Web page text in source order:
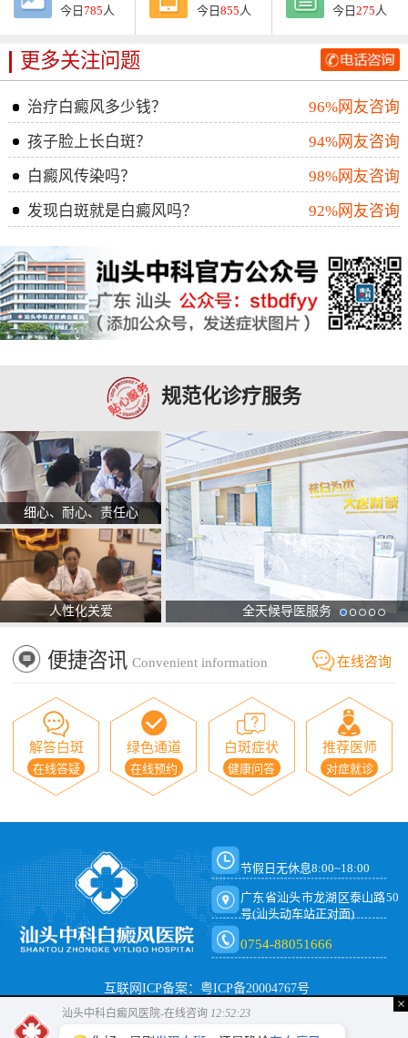
今日785 人 今日855 人 今日275 人
更多关注问题
治疗白癜风多少钱？
96%网友咨询
孩子脸上长白斑？
94%网友咨询
白癜风传染吗？
98%网友咨询
发现白斑就是白癜风吗？
92%网友咨询
规范化诊疗服务
细心、耐心、责任心
人性化关爱 全天候导医服务
便捷咨讯 Convenient information 在线咨询
解答白斑
在线答疑
绿色通道
在线预约
白斑症状
健康问答
推荐医师
对症就诊
节假日无休息8:00~18:00
广东省汕头市龙湖区泰山路50
号(汕头动车站正对面)
0754-88051666
互联网ICP备案：粤ICP备20004767号
×
汕头中科白癜风医院-在线咨询 12:52:23